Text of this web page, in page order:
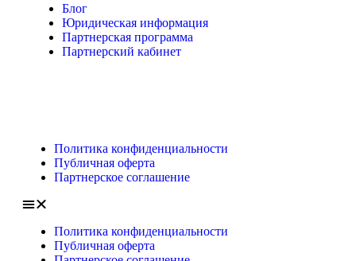
Блог
Юридическая информация
Партнерская программа
Партнерский кабинет
Политика конфиденциальности
Публичная оферта
Партнерское соглашение
Политика конфиденциальности
Публичная оферта